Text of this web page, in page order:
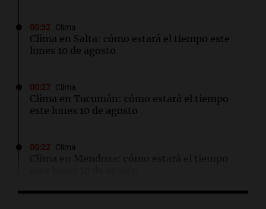
00:32 Clima
Clima en Salta: cómo estará el tiempo este
lunes 10 de agosto
00:27 Clima
Clima en Tucumán: cómo estará el tiempo
este lunes 10 de agosto
00:22 Clima
Clima en Mendoza: cómo estará el tiempo